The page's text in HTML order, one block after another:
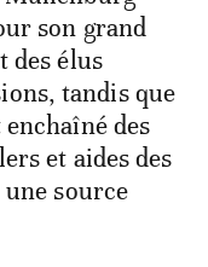
son grand
des élus
tandis que
des
et aides des
source